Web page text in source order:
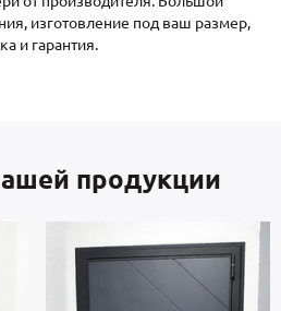
изготовление под ваш размер,
и гарантия.
продукции